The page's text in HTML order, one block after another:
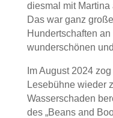
diesmal mit
Das war ganz
Hundertschaften
wunderschönen
Im August 2024
Lesebühne wieder
Wasserschaden
des „Beans and